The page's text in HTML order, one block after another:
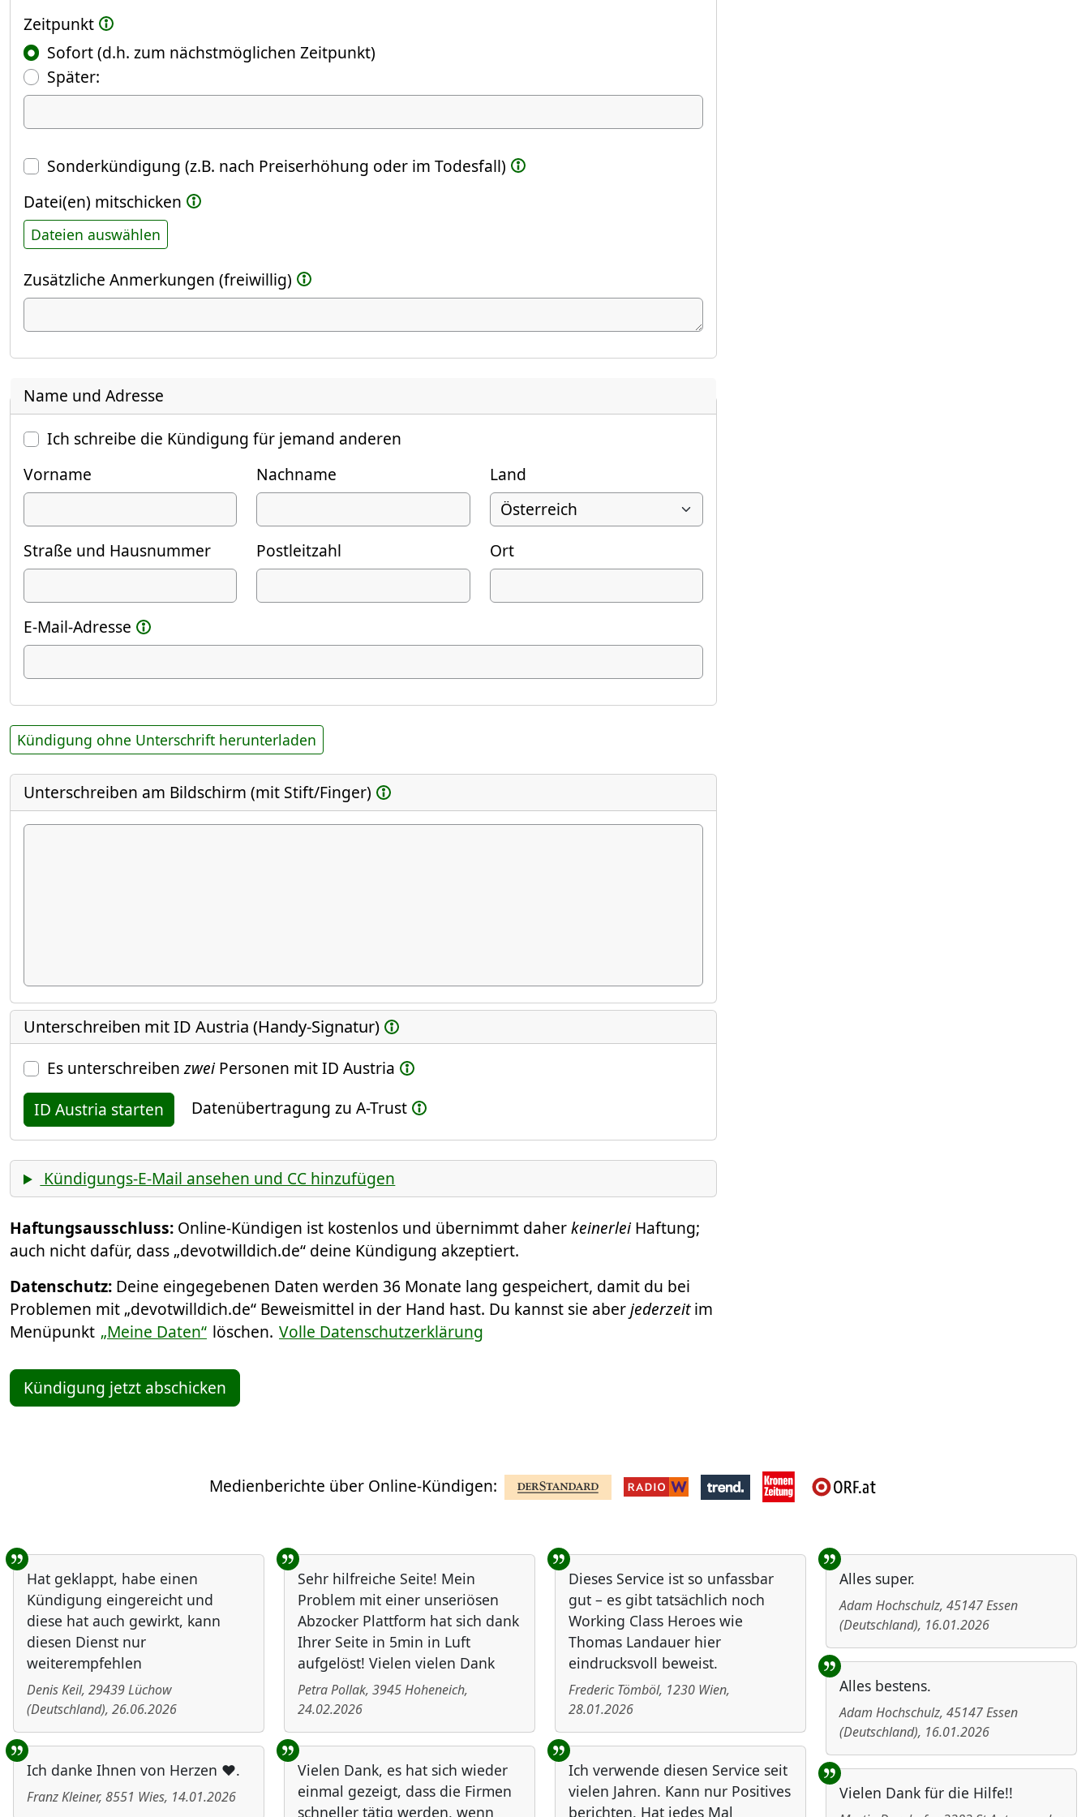
Zeitpunkt
Sofort (d.h. zum nächstmöglichen Zeitpunkt)
Später:(Fokus springt automatisch ins nächste Feld)
Datum
Sonderkündigung (z.B. nach Preiserhöhung oder im Todesfall)
Datei(en) mitschicken
Dateien auswählen
Zusätzliche Anmerkungen (freiwillig)
Name und Adresse
Ich schreibe die Kündigung für jemand anderen
Vorname
Nachname Land
Straße und Hausnummer Postleitzahl Ort
E-Mail-Adresse
Kündigung ohne Unterschrift herunterladen
Unterschreiben am Bildschirm (mit Stift/Finger)
Unterschreiben mit ID Austria (Handy-Signatur)
Es unterschreibenzweiPersonen mit ID Austria
ID Austria starten
Datenübertragung zu A-Trust
Kündigungs-E-Mail ansehen und CC hinzufügen
Haftungsausschluss: Online-Kündigen ist kostenlos und übernimmt daherkeinerlei Haftung;
auch nicht dafür, dass „devotwilldich.de“ deine Kündigung akzeptiert.
Datenschutz: Deine eingegebenen Daten werden 36 Monate lang gespeichert, damit du bei
Problemen mit „devotwilldich.de“ Beweismittel in der Hand hast. Du kannst sie aberjederzeitim
Menüpunkt „Meine Daten“ löschen. Volle Datenschutzerklärung
Kündigung jetzt abschicken
Medienberichte über Online-Kündigen:
Benutzer-Rückmeldungen
Hat geklappt, habe einen
Kündigung eingereicht und
diese hat auch gewirkt, kann
diesen Dienst nur
weiterempfehlen
Denis Keil, 29439Lüchow
(Deutschland), 26.06.2026
Sehr hilfreiche Seite! Mein
Problem mit einer unseriösen
Abzocker Plattform hat sich dank
Ihrer Seite in 5min in Luft
aufgelöst! Vielen vielen Dank
Petra Pollak, 3945Hoheneich,
24.02.2026
Dieses Service ist so unfassbar
gut – es gibt tatsächlich noch
Working Class Heroes wie
Thomas Landauer hier
eindrucksvoll beweist.
Frederic Tömböl, 1230 Wien,
28.01.2026
Alles super.
Adam Hochschulz, 45147Essen
(Deutschland), 16.01.2026
Alles bestens.
Adam Hochschulz, 45147Essen
(Deutschland), 16.01.2026
Ich danke Ihnen von Herzen ❤️.
Franz Kleiner, 8551 Wies, 14.01.2026
Vielen Dank, es hat sich wieder
einmal gezeigt, dass die Firmen
schneller tätig werden, wenn
Ich verwende diesen Service seit
vielen Jahren. Kann nur Positives
berichten. Hat jedes Mal
Vielen Dank für die Hilfe!!